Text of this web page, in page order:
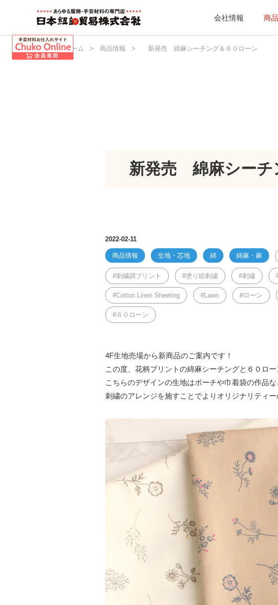
会社情報 商
日本紐釦 ホーム > 商品情報 > 新発売 綿麻シーチング＆６０ローン
新発売 綿麻シーチ
2022-02-11
商品情報 生地・芯地 綿 綿麻・麻
刺繍調プリント 塗り絵刺繍 刺繡
Cotton Linen Sheeting Lawn ローン
６０ローン
4F生地売場から新商品のご案内です！
この度、花柄プリントの綿麻シーチングと６０ロー
こちらのデザインの生地はポーチや巾着袋の作品
刺繍のアレンジを施すことでよりオリジナリティ